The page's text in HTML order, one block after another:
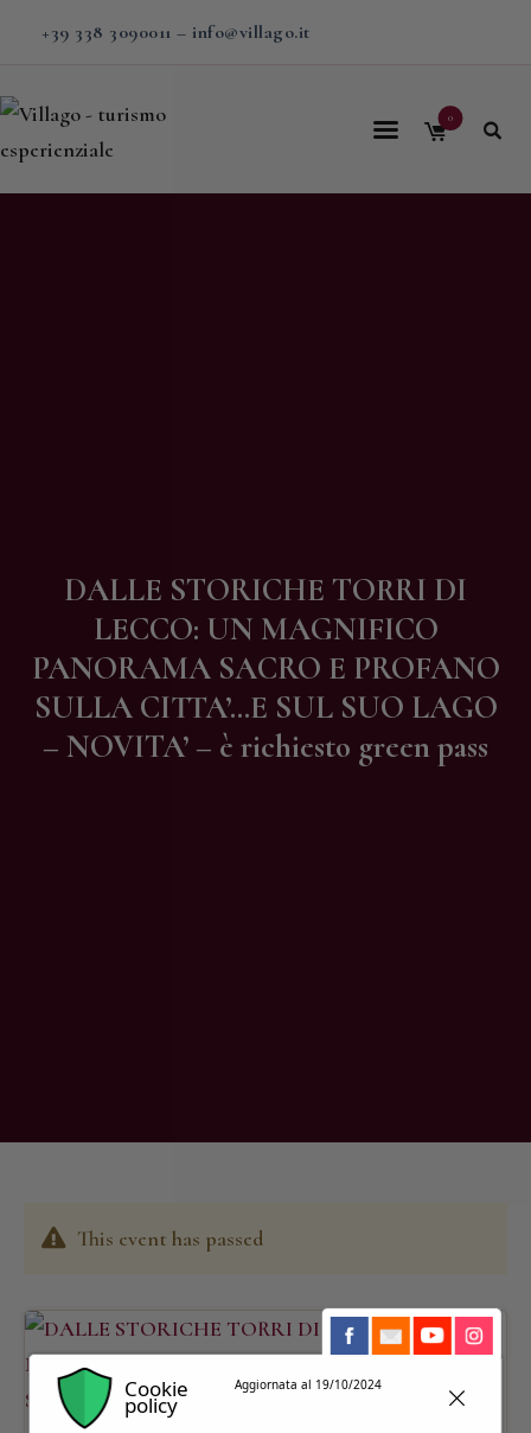
+39 338 3090011 – info@villago.it
0
DALLE STORICHE TORRI DI
LECCO: UN MAGNIFICO
PANORAMA SACRO E PROFANO
SULLA CITTA’…E SUL SUO LAGO
– NOVITA’ – è richiesto green pass
Home
This event has passed
Cookie
policy
Aggiornata al 19/10/2024